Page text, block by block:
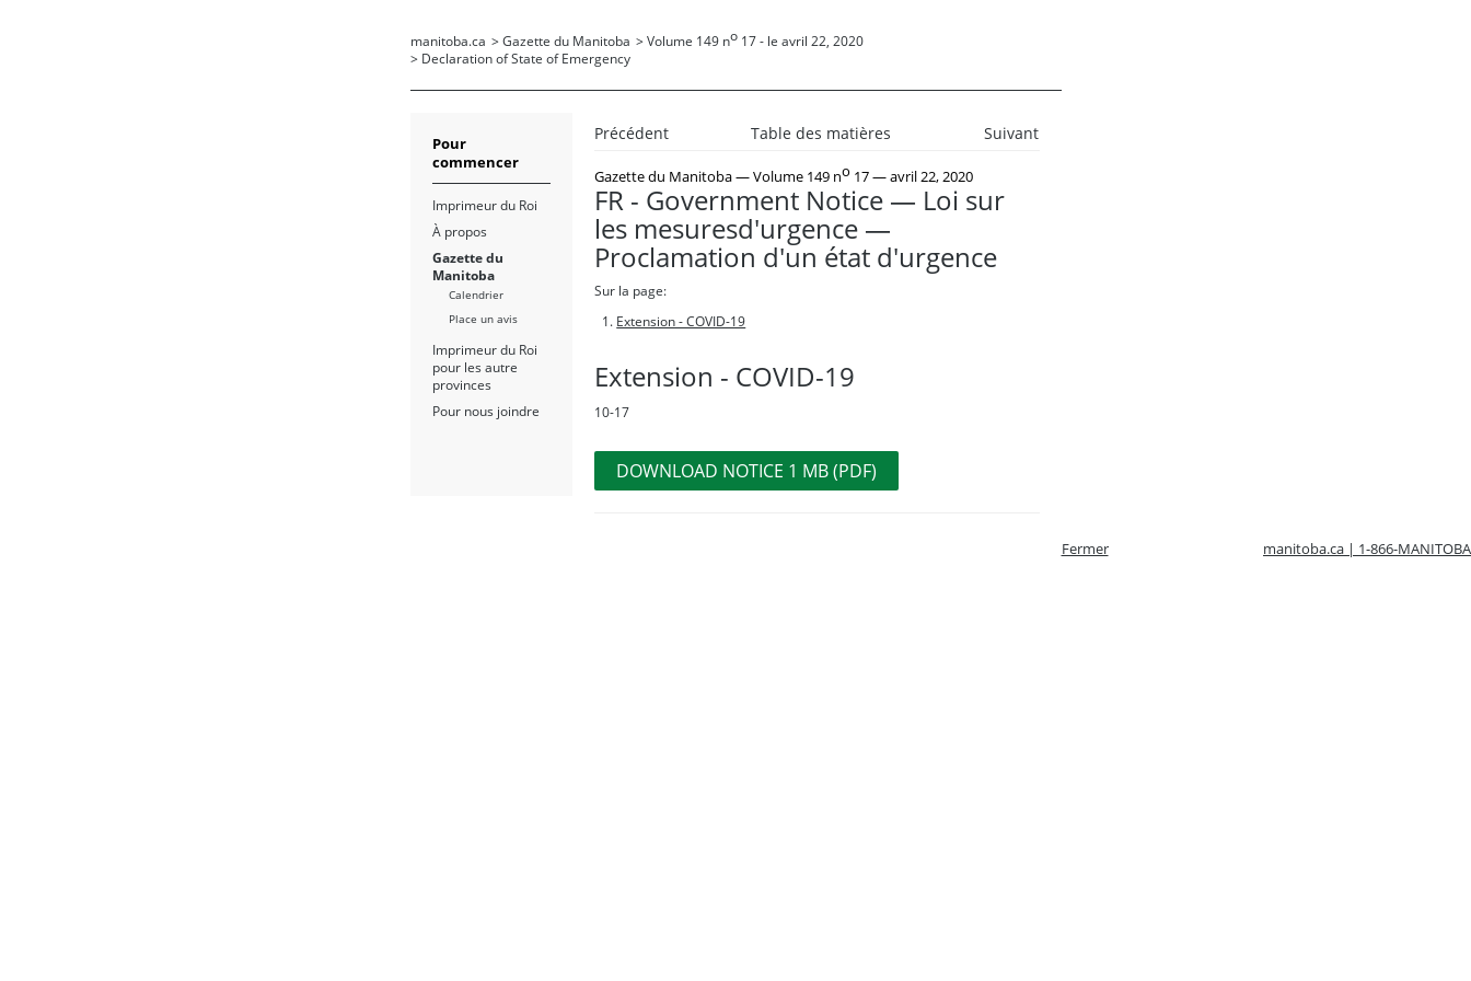
manitoba.ca > Gazette du Manitoba > Volume 149 no17 - le avril 22, 2020
> Declaration of State of Emergency
Précédent Table des matières Suivant
Gazette du Manitoba— Volume 149 no 17 — avril 22, 2020
FR - Government Notice — Loi sur
les mesuresd'urgence —
Proclamation d'un état d'urgence
Sur la page:
Extension - COVID-19
Extension - COVID-19
10-17
DOWNLOAD NOTICE 1 MB (PDF)
Pour
commencer
Imprimeur du Roi
À propos
Gazette du
Manitoba
Calendrier
Place un avis
Imprimeur du Roi
pour les autre
provinces
Pour nous joindre
Fermer manitoba.ca | 1-866-MANITOBA